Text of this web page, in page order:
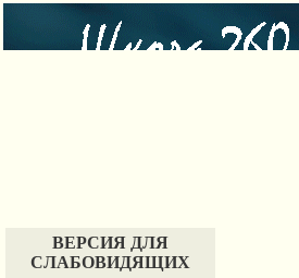
ВЕРСИЯ ДЛЯ
СЛАБОВИДЯЩИХ